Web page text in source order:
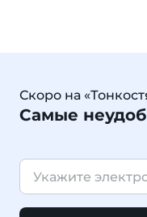
Скоро на
Самые